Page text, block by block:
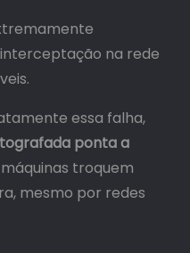
na rede
essa falha,
ponta a
troquem
mesmo por redes